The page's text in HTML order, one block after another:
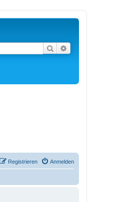
Suche
Anmelden
Registrieren